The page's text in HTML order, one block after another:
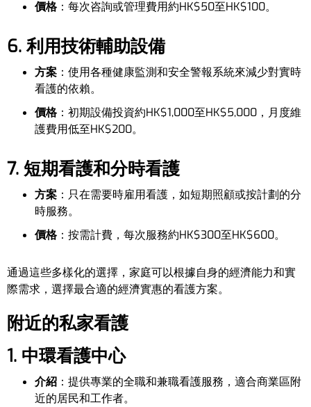
價格：每次咨詢或管理費用約HK$50至HK$100。
6. 利用技術輔助設備
方案 ：使用各種健康監測和安全警報系統來減少對實時
看護的依賴。
價格：初期設備投資約HK$1,000至HK$5,000，月度維
護費用低至HK$200。
7. 短期看護和分時看護
方案 ：只在需要時雇用看護，如短期照顧或按計劃的分
時服務。
價格：按需計費，每次服務約HK$300至HK$600。
通過這些多樣化的選擇，家庭可以根據自身的經濟能力和實
際需求，選擇最合適的經濟實惠的看護方案。
附近的私家看護
1. 中環看護中心
介紹 ：提供專業的全職和兼職看護服務，適合商業區附
近的居民和工作者。